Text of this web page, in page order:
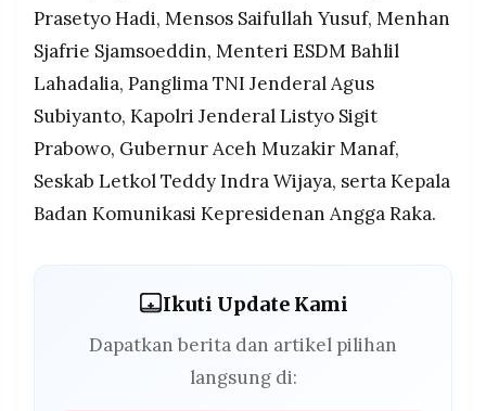
Prasetyo Hadi, Mensos Saifullah Yusuf, Menhan
Sjafrie Sjamsoeddin, Menteri ESDM Bahlil
Lahadalia, Panglima TNI Jenderal Agus
Subiyanto, Kapolri Jenderal Listyo Sigit
Prabowo, Gubernur Aceh Muzakir Manaf,
Seskab Letkol Teddy Indra Wijaya, serta Kepala
Badan Komunikasi Kepresidenan Angga Raka.
Ikuti Update Kami
Dapatkan berita dan artikel pilihan
langsung di: